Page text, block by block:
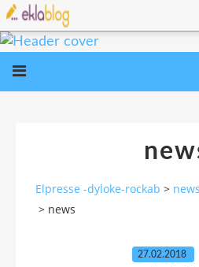
Elpresse -dyloke-rockab >
> news
27.02.2018